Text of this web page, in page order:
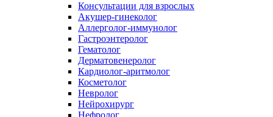
Консультации для взрослых
Акушер-гинеколог
Аллерголог-иммунолог
Гастроэнтеролог
Гематолог
Дерматовенеролог
Кардиолог-аритмолог
Косметолог
Невролог
Нейрохирург
Нефролог